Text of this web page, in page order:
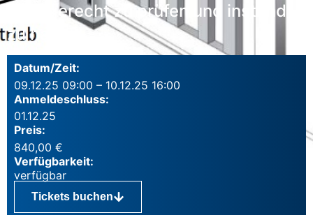
normgerecht zu prüfen und instand
zu halten.
Datum/Zeit:
09.12.25 09:00 – 10.12.25 16:00
Anmeldeschluss:
01.12.25
Preis:
840,00 €
Verfügbarkeit:
Tickets buchen